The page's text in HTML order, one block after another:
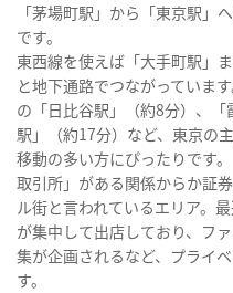
「茅場町駅」から「東京駅」
です。
東西線を使えば「大手町駅」
と地下通路でつながっていま
の「日比谷駅」（約8分）、
駅」（約17分）など、東京の
移動の多い方にぴったりです
取引所」がある関係からか証
ル街と言われているエリア。
が集中して出店しており、フ
集が企画されるなど、プライ
す。